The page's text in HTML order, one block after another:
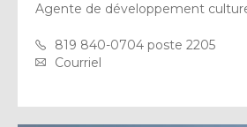
Agente de développement
819 840-0704 poste 2205
Courriel